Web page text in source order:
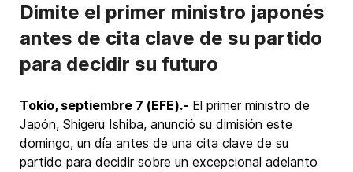
Dimite el primer ministro japonés
antes de cita clave de su partido
para decidir su futuro
Tokio, septiembre 7 (EFE).- El primer ministro de
Japón, Shigeru Ishiba, anunció su dimisión este
domingo, un día antes de una cita clave de su
partido para decidir sobre un excepcional adelanto